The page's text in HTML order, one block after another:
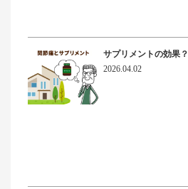
サプリメントの効果？
2026.04.02